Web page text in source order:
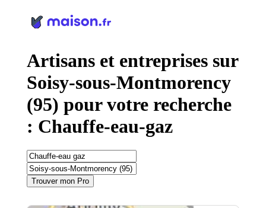
Artisans et entreprises sur
Soisy-sous-Montmorency
(95) pour votre recherche
: Chauffe-eau-gaz
Trouver mon Pro